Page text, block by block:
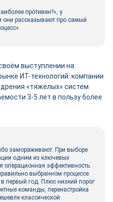
противен?», у
они рассказывают про самый
выступлении на
ИТ-технологий: компании
«тяжёлых» систем
3-5 лет в пользу более
замораживают. При выборе
одним из ключевых
операционная эффективность.
выбранном процессе
первый год. Плюс низкий порог
команды, перенастройка
классической